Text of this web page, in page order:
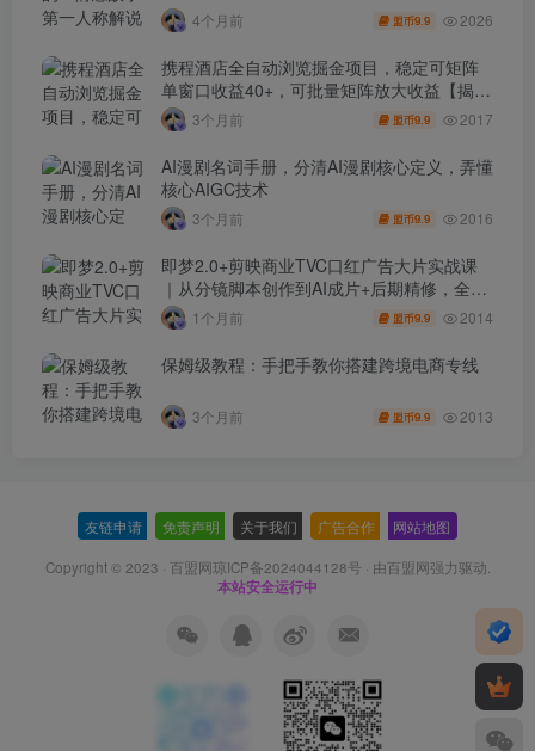
4个月前 盟币9.9 2026
携程酒店全自动浏览掘金项目，稳定可矩阵
单窗口收益40+，可批量矩阵放大收益【揭
秘】3个月前 盟币9.9 2017
AI漫剧名词手册，分清AI漫剧核心定义，弄懂
核心AIGC技术
3个月前 盟币9.9 2016
即梦2.0+剪映商业TVC口红广告大片实战课
｜从分镜脚本创作到AI成片+后期精修，全流
程打造品牌级产品广告
1个月前 盟币9.9 2014
保姆级教程：手把手教你搭建跨境电商专线
3个月前 盟币9.9 2013
友链申请 免责声明 关于我们 广告合作 网站地图
Copyright © 2023 · 百盟网琼ICP备2024044128号 · 由百盟网强力驱动.
本站安全运行中